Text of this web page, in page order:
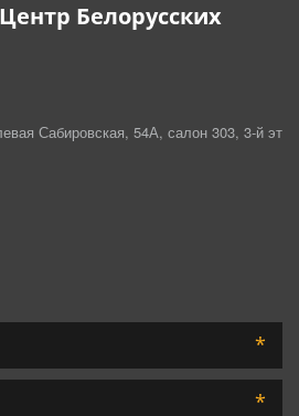
Белорусских
Сабировская, 54А, салон 303, 3-й эт
*
*